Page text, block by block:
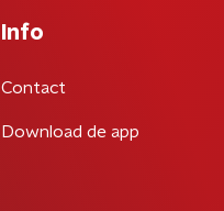
Info
Contact
Download de app